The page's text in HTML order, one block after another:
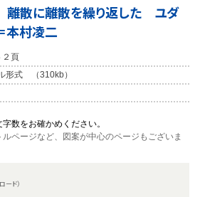
離散に離散を繰り返した ユダ
本村凌二
頁
形式 （310kb）
数をお確かめください。
ルページなど、図案が中心のページもございま
ード）